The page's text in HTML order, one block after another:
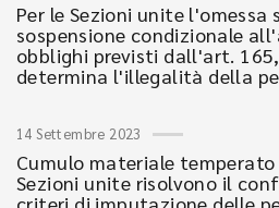
Per le Sezioni unite
sospensione condizionale
obblighi previsti dall'art.
determina l'illegalità della
14 Settembre 2023
Cumulo materiale
Sezioni unite risolvono il